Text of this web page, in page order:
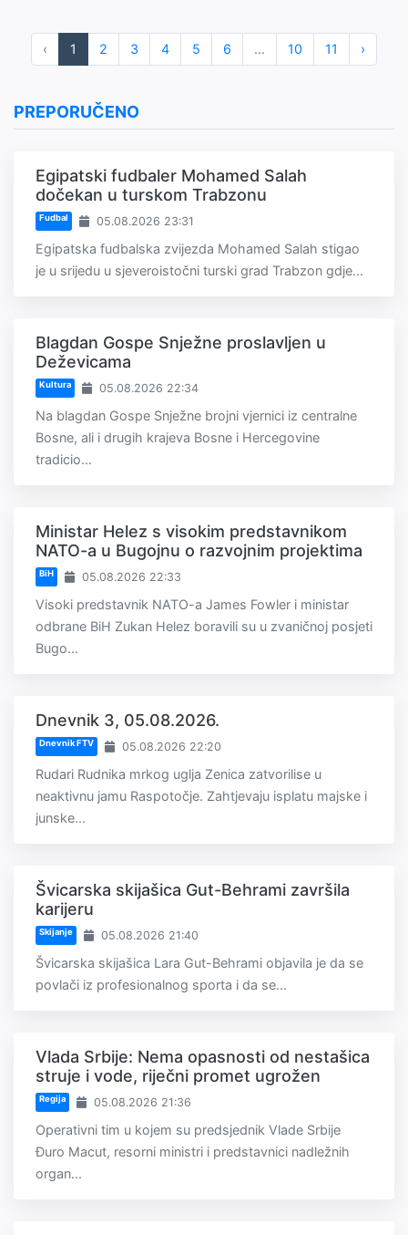
‹ 1 2 3 4 5 6 ... 10 11 ›
PREPORUČENO
Egipatski fudbaler Mohamed Salah
dočekan u turskom Trabzonu
Fudbal 05.08.2026 23:31
Egipatska fudbalska zvijezda Mohamed Salah stigao
je u srijedu u sjeveroistočni turski grad Trabzon gdje...
Blagdan Gospe Snježne proslavljen u
Deževicama
Kultura 05.08.2026 22:34
Na blagdan Gospe Snježne brojni vjernici iz centralne
Bosne, ali i drugih krajeva Bosne i Hercegovine
tradicio...
Ministar Helez s visokim predstavnikom
NATO-a u Bugojnu o razvojnim projektima
BiH 05.08.2026 22:33
Visoki predstavnik NATO-a James Fowler i ministar
odbrane BiH Zukan Helez boravili su u zvaničnoj posjeti
Bugo...
Dnevnik 3, 05.08.2026.
Dnevnik FTV 05.08.2026 22:20
Rudari Rudnika mrkog uglja Zenica zatvorilise u
neaktivnu jamu Raspotočje. Zahtjevaju isplatu majske i
junske...
Švicarska skijašica Gut-Behrami završila
karijeru
Skijanje 05.08.2026 21:40
Švicarska skijašica Lara Gut-Behrami objavila je da se
povlači iz profesionalnog sporta i da se...
Vlada Srbije: Nema opasnosti od nestašica
struje i vode, riječni promet ugrožen
Regija 05.08.2026 21:36
Operativni tim u kojem su predsjednik Vlade Srbije
Đuro Macut, resorni ministri i predstavnici nadležnih
organ...